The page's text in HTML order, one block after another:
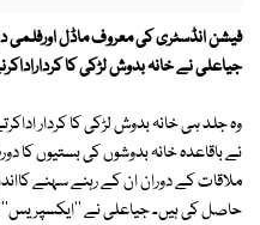
فیشن انڈسٹری کی معروف ماڈل اورفلمی
جیاعلی نے خانہ بدوش لڑکی کا
وہ جلد ہی خانہ بدوش لڑکی کا کردار
نے باقاعدہ خانہ بدوشوں کی بستیوں کا
ملاقات کے دوران ان کے رہنے سہنے
حاصل کی ہیں۔ جیاعلی نے ''ایکسپریس''